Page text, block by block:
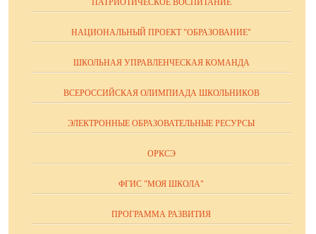
НАЦИОНАЛЬНЫЙ ПРОЕКТ "ОБРАЗОВАНИЕ"
ШКОЛЬНАЯ УПРАВЛЕНЧЕСКАЯ КОМАНДА
ВСЕРОССИЙСКАЯ ОЛИМПИАДА ШКОЛЬНИКОВ
ЭЛЕКТРОННЫЕ ОБРАЗОВАТЕЛЬНЫЕ РЕСУРСЫ
ОРКСЭ
ФГИС "МОЯ ШКОЛА"
ПРОГРАММА РАЗВИТИЯ